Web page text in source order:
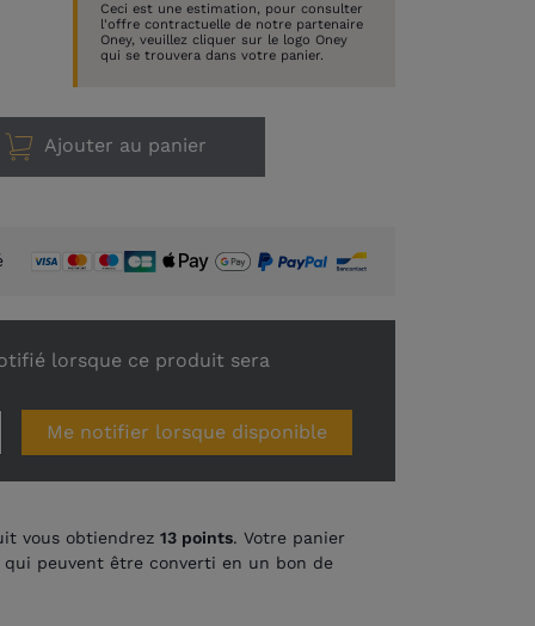
Ceci est une estimation, pour consulter
l'offre contractuelle de notre partenaire
Oney, veuillez cliquer sur le logo Oney
qui se trouvera dans votre panier.
Ajouter au panier
lorsque ce produit sera
Me notifier lorsque disponible
vous obtiendrez 13 points. Votre panier
qui peuvent être converti en un bon de